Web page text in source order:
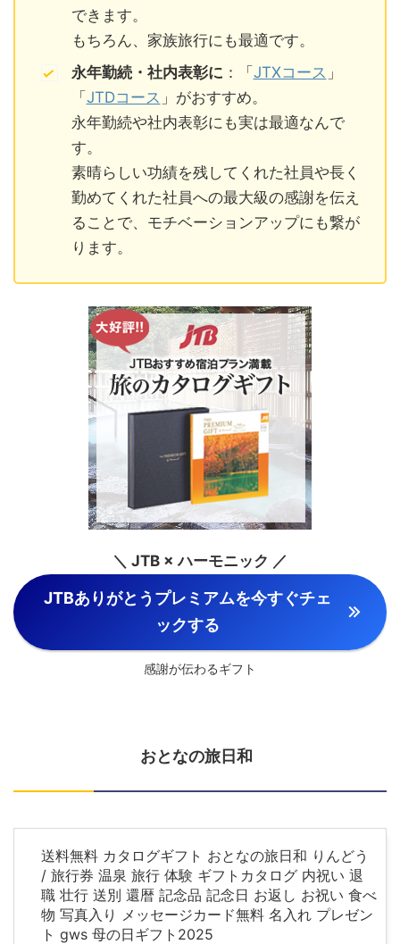
できます。
もちろん、家族旅行にも最適です。
永年勤続・社内表彰に ：「 JTXコース 」
「 JTDコース 」がおすすめ。
永年勤続や社内表彰にも実は最適なんで
す。
素晴らしい功績を残してくれた社員や長く
勤めてくれた社員への最大級の感謝を伝え
ることで、モチベーションアップにも繋が
ります。
＼ JTB × ハーモニック ／
JTBありがとうプレミアムを今すぐチェ
ックする
感謝が伝わるギフト
おとなの旅日和
送料無料 カタログギフト おとなの旅日和 りんどう
/ 旅行券 温泉 旅行 体験 ギフトカタログ 内祝い 退
職 壮行 送別 還暦 記念品 記念日 お返し お祝い 食べ
物 写真入り メッセージカード無料 名入れ プレゼン
ト gws 母の日ギフト2025